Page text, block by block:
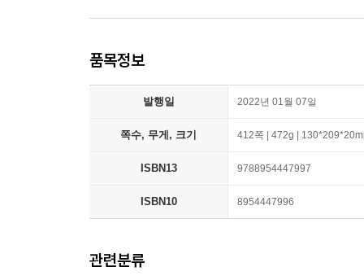
품목정보
발행일 2022년 01월 07일
쪽수, 무게, 크기 412쪽 | 472g |
ISBN13 9788954447997
ISBN10 8954447996
관련분류